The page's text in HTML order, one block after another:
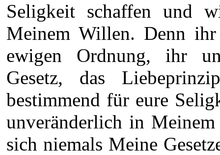
Seligkeit schaffen und
Meinem Willen. Denn
ewigen Ordnung, ihr
Gesetz, das
bestimmend für eure
unveränderlich in
sich niemals Meine